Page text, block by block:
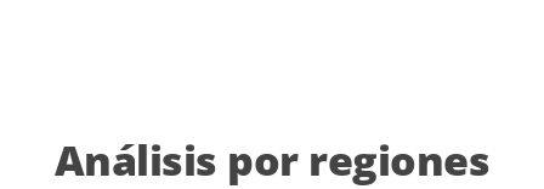
Análisis por regiones